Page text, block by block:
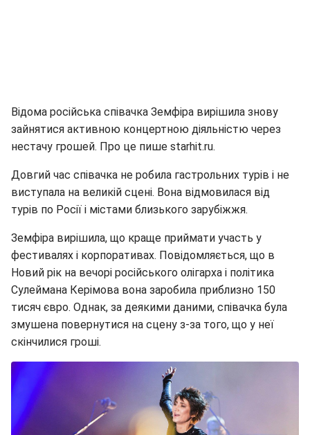
Відома російська співачка Земфіра вирішила знову
зайнятися активною концертною діяльністю через
нестачу грошей. Про це пише starhit.ru.
Довгий час співачка не робила гастрольних турів і не
виступала на великій сцені. Вона відмовилася від
турів по Росії і містами близького зарубіжжя.
Земфіра вирішила, що краще приймати участь у
фестивалях і корпоративах. Повідомляється, що в
Новий рік на вечорі російського олігарха і політика
Сулеймана Керімова вона заробила приблизно 150
тисяч євро. Однак, за деякими даними, співачка була
змушена повернутися на сцену з-за того, що у неї
скінчилися гроші.